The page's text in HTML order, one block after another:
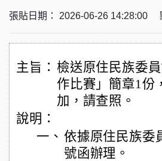
張貼日期： 2026-06-26 14:28:00
主旨： 檢送原住民族委
作比賽」簡章1份
加，請查照。
說明：
一、 依據原住民族委
號函辦理。